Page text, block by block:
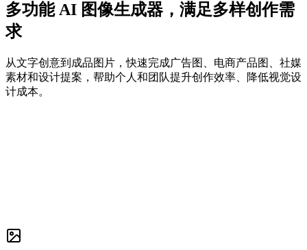
多功能 AI 图像生成器，满足多样创作需
求
从文字创意到成品图片，快速完成广告图、电商产品图、社媒
素材和设计提案，帮助个人和团队提升创作效率、降低视觉设
计成本。